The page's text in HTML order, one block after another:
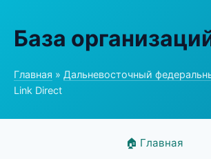
База
Главная » Дальневосточный
Link Direct
🏠 Главная